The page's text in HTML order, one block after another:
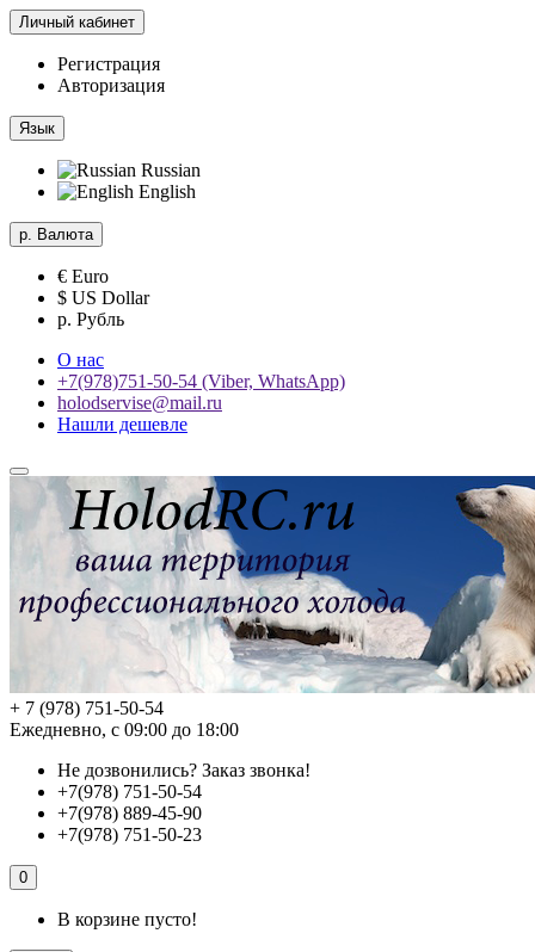
Личный кабинет
Регистрация
Авторизация
Язык
Russian
English
р. Валюта
€ Euro
$ US Dollar
р. Рубль
О нас
+7(978)751-50-54 (Viber, WhatsApp)
holodservise@mail.ru
Нашли дешевле
+ 7 (978) 751-50-54
Ежедневно, с 09:00 до 18:00
Не дозвонились? Заказ звонка!
+7(978) 751-50-54
+7(978) 889-45-90
+7(978) 751-50-23
0
В корзине пусто!